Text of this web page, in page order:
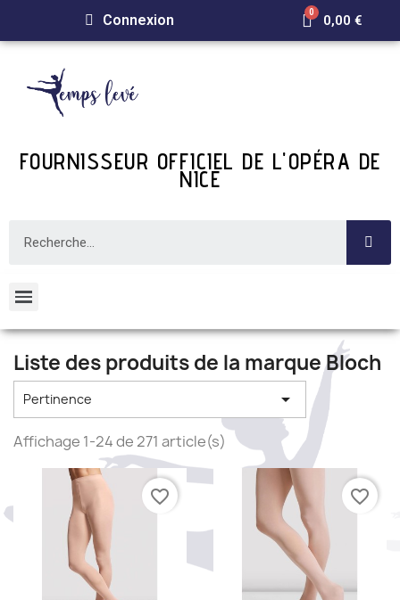
Connexion 0,00 €
FOURNISSEUR OFFICIEL DE L'OPÉRA DE
NICE
Liste des produits de la marque Bloch
Pertinence 
Affichage 1-24 de 271 article(s)
favorite_border favorite_border